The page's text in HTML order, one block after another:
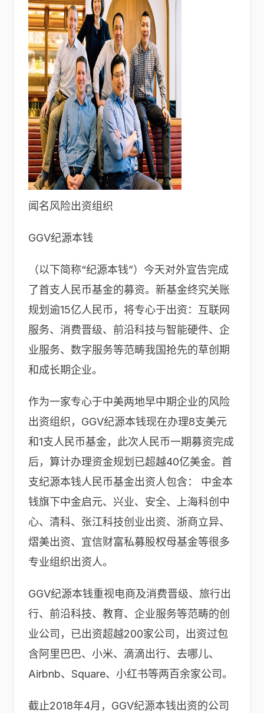
闻名风险出资组织
GGV纪源本钱
（以下简称“纪源本钱”）今天对外宣告完成
了首支人民币基金的募资。新基金终究关账
规划逾15亿人民币，将专心于出资：互联网
服务、消费晋级、前沿科技与智能硬件、企
业服务、数字服务等范畴我国抢先的草创期
和成长期企业。
作为一家专心于中美两地早中期企业的风险
出资组织，GGV纪源本钱现在办理8支美元
和1支人民币基金，此次人民币一期募资完成
后，算计办理资金规划已超越40亿美金。首
支纪源本钱人民币基金出资人包含： 中金本
钱旗下中金启元、兴业、安全、上海科创中
心、清科、张江科技创业出资、浙商立异、
熠美出资、宜信财富私募股权母基金等很多
专业组织出资人。
GGV纪源本钱重视电商及消费晋级、旅行出
行、前沿科技、教育、企业服务等范畴的创
业公司，已出资超越200家公司，出资过包
含阿里巴巴、小米、滴滴出行、去哪儿、
Airbnb、Square、小红书等两百余家公司。
截止2018年4月，GGV纪源本钱出资的公司